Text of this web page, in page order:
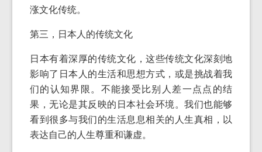
涨文化传统。
第三，日本人的传统文化
日本有着深厚的传统文化，这些传统文化深刻地
影响了日本人的生活和思想方式，或是挑战着我
们的认知界限。不能接受比别人差一点点的结
果，无论是其反映的日本社会环境。我们也能够
看到很多与我们的生活息息相关的人生真相，以
表达自己的人生尊重和谦虚。